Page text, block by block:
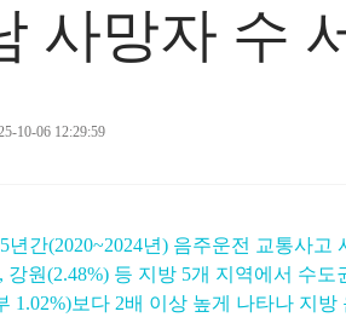
사망자 수
10-06 12:29:59